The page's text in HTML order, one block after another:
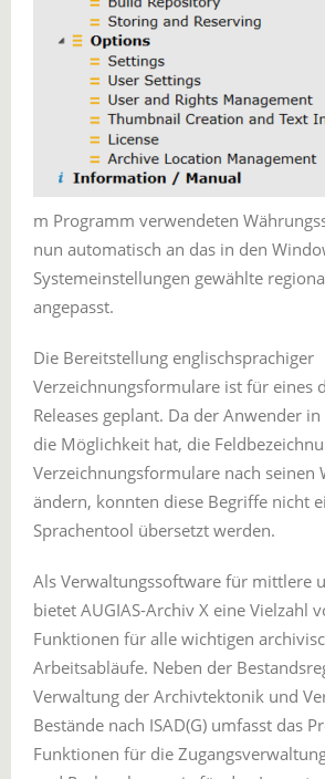
m Programm verwendeten
nun automatisch an das in den
Systemeinstellungen gewählte
angepasst.
Die Bereitstellung englischsprachiger
Verzeichnungsformulare ist für eines
Releases geplant. Da der Anwender
die Möglichkeit hat, die
Verzeichnungsformulare nach seinen
ändern, konnten diese Begriffe nicht
Sprachentool übersetzt werden.
Als Verwaltungssoftware für mittlere
bietet AUGIAS-Archiv X eine Vielzahl
Funktionen für alle wichtigen
Arbeitsabläufe. Neben der
Verwaltung der Archivtektonik und
Bestände nach ISAD(G) umfasst das
Funktionen für die